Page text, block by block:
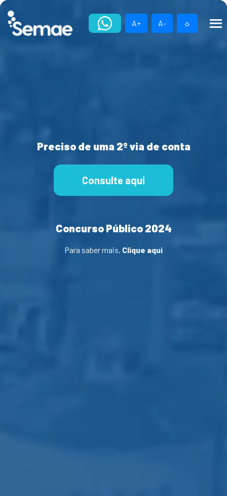
Skip
content
A+ A- ☼
Preciso de uma 2º via de conta
Consulte aqui
Concurso Público 2024
Para saber mais, Clique aqui